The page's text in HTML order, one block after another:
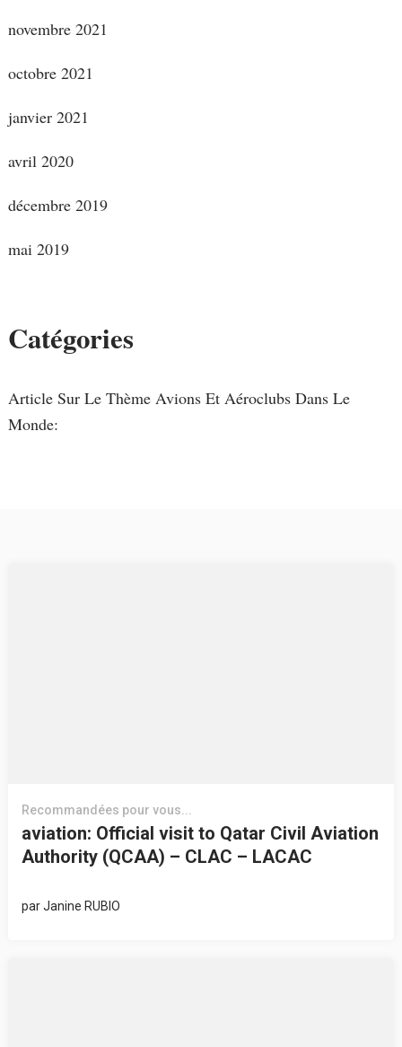
novembre 2021
octobre 2021
janvier 2021
avril 2020
décembre 2019
mai 2019
Catégories
Article Sur Le Thème Avions Et Aéroclubs Dans Le
Monde:
Recommandées pour vous...
aviation: Official visit to Qatar Civil Aviation
Authority (QCAA) – CLAC – LACAC
parJanine RUBIO